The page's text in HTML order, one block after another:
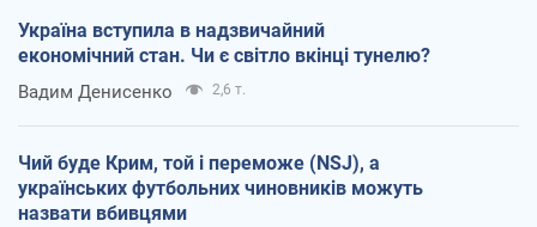
Україна вступила в надзвичайний
економічний стан. Чи є світло вкінці тунелю?
Вадим Денисенко 2,6 т.
Чий буде Крим, той і переможе (NSJ), а
українських футбольних чиновників можуть
назвати вбивцями